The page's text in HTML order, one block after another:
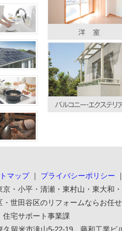
マップ｜ プライバシーポリシー ｜
・小平・清瀬・東村山・東大和
世田谷区のリフォームならお任
宅サポート事業課
留米市滝山5-22-19 藤和工業ビ